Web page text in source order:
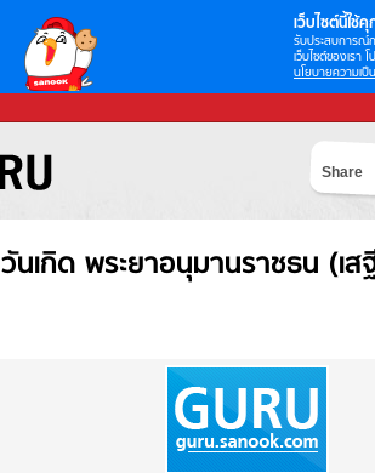
เว็บไซต์นี้ใช้คุ
รับประสบการณ์
เว็บไซต์ของเรา
นโยบายความเป็
Share
วันเกิด พระยาอนุมานราชธน (เส